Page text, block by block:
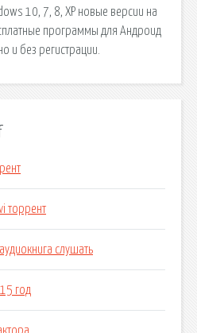
10, 7, 8, XP новые версии на
программы для Андроид
и без регистрации.
торрент
слушать
год